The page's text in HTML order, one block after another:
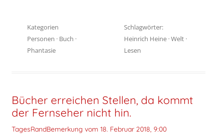
Kategorien
Personen · Buch ·
Phantasie
Schlagwörter:
Heinrich Heine ·Welt ·
Lesen
Bücher erreichen Stellen, da kommt
der Fernseher nicht hin.
TagesRandBemerkung vom 18. Februar 2018, 9:00